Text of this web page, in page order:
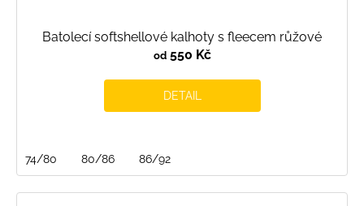
Batolecí softshellové kalhoty s fleecem růžové
od550 Kč
DETAIL
74/80 80/86 86/92